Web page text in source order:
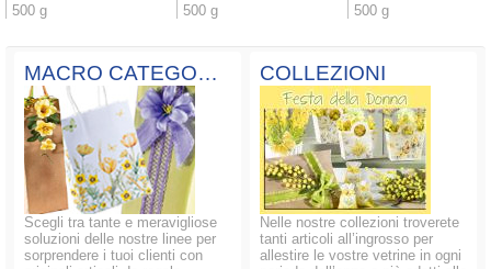
500 g 500 g
500 g
MACRO CATEGORIE
Scegli tra tante e meravigliose
soluzioni delle nostre linee per
sorprendere i tuoi clienti con
COLLEZIONI
Nelle nostre collezioni troverete
tanti articoli all’ingrosso per
allestire le vostre vetrine in ogni